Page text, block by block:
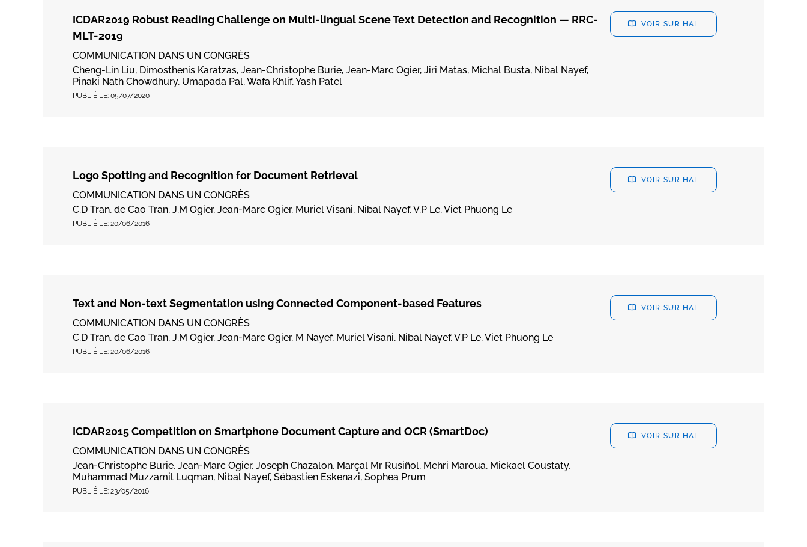
ICDAR2019 Robust Reading Challenge on Multi-lingual Scene Text Detection and Recognition — RRC-
MLT-2019
COMMUNICATION DANS UN CONGRÈS
Cheng-Lin Liu, Dimosthenis Karatzas, Jean-Christophe Burie, Jean-Marc Ogier, Jiri Matas, Michal Busta, Nibal Nayef,
Pinaki Nath Chowdhury, Umapada Pal, Wafa Khlif, Yash Patel
PUBLIÉ LE: 05/07/2020
VOIR SUR HAL
Logo Spotting and Recognition for Document Retrieval
COMMUNICATION DANS UN CONGRÈS
C.D Tran, de Cao Tran, J.M Ogier, Jean-Marc Ogier, Muriel Visani, Nibal Nayef, V.P Le, Viet Phuong Le
PUBLIÉ LE: 20/06/2016
VOIR SUR HAL
Text and Non-text Segmentation using Connected Component-based Features
COMMUNICATION DANS UN CONGRÈS
C.D Tran, de Cao Tran, J.M Ogier, Jean-Marc Ogier, M Nayef, Muriel Visani, Nibal Nayef, V.P Le, Viet Phuong Le
PUBLIÉ LE: 20/06/2016
VOIR SUR HAL
ICDAR2015 Competition on Smartphone Document Capture and OCR (SmartDoc)
COMMUNICATION DANS UN CONGRÈS
Jean-Christophe Burie, Jean-Marc Ogier, Joseph Chazalon, Marçal Mr Rusiñol, Mehri Maroua, Mickael Coustaty,
Muhammad Muzzamil Luqman, Nibal Nayef, Sébastien Eskenazi, Sophea Prum
PUBLIÉ LE: 23/05/2016
VOIR SUR HAL